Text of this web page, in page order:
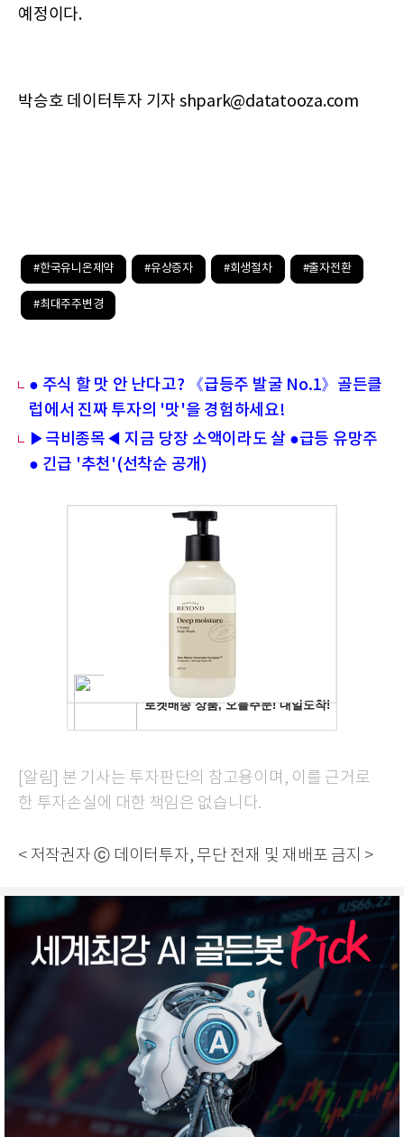
예정이다.
박승호 데이터투자 기자 shpark@datatooza.com
#한국유니온제약 #유상증자 #회생절차 #출자전환
#최대주주변경
● 주식 할 맛 안 난다고? 《급등주 발굴 No.1》골든클
럽에서 진짜 투자의 '맛'을 경험하세요!
▶극비종목◀ 지금 당장 소액이라도 살 ●급등 유망주
● 긴급 '추천'(선착순 공개)
[알림] 본 기사는 투자판단의 참고용이며, 이를 근거로
한 투자손실에 대한 책임은 없습니다.
< 저작권자 ⓒ 데이터투자, 무단 전재 및 재배포 금지 >